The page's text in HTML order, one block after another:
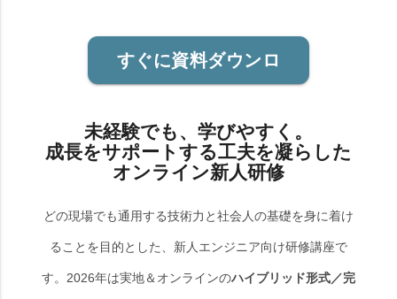
すぐに資料ダウンロ
未経験でも、学びやすく。
成長をサポートする工夫を凝らした
オンライン新人研修
どの現場でも通用する技術力と社会人の基礎を身に着け
ることを目的とした、新人エンジニア向け研修講座で
す。2026年は実地＆オンラインのハイブリッド形式／完